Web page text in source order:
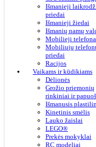
Išmanieji
priedai
Išmanieji žiedai
Išmanių namų
Mobilieji
Mobiliųjų
priedai
Racijos
Vaikams ir kūdikiams
Dėlionės
Grožio priemonių
rinkiniai ir
Išmanusis
Kinetinis smėlis
Lauko žaislai
LEGO®
Prekės mokyklai
RC modeliai